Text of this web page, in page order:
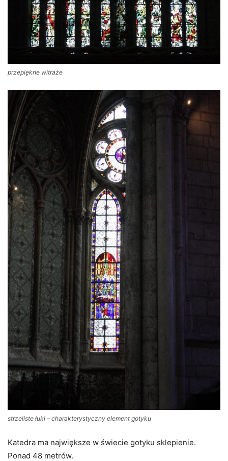
przepiękne witraże
strzeliste łuki – charakterystyczny element gotyku
Katedra ma największe w świecie gotyku sklepienie.
Ponad 48 metrów.